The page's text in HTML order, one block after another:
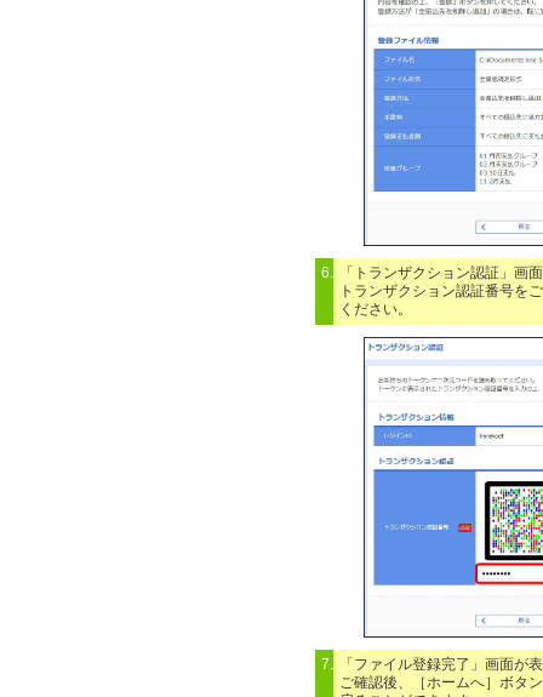
6.
「トランザクション認証」画
トランザクション認証番号を
ください。
7.
「ファイル登録完了」画面が
ご確認後、［ホームへ］ボタ